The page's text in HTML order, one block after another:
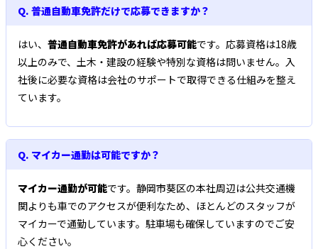
Q. 普通自動車免許だけで応募できますか？
はい、 普通自動車免許があれば応募可能です。応募資格は18歳
以上のみで、土木・建設の経験や特別な資格は問いません。入
社後に必要な資格は会社のサポートで取得できる仕組みを整え
ています。
Q. マイカー通勤は可能ですか？
マイカー通勤が可能です。静岡市葵区の本社周辺は公共交通機
関よりも車でのアクセスが便利なため、ほとんどのスタッフが
マイカーで通勤しています。駐車場も確保していますのでご安
心ください。